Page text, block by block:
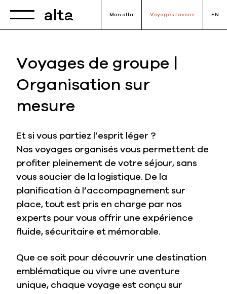
Toggle navigation Mon alta Voyages favoris EN
Voyages de groupe |
Organisation sur
mesure
Et si vous partiez l’esprit léger ?
Nos voyages organisés vous permettent de
profiter pleinement de votre séjour, sans
vous soucier de la logistique. De la
planification à l’accompagnement sur
place, tout est pris en charge par nos
experts pour vous offrir une expérience
fluide, sécuritaire et mémorable.
Que ce soit pour découvrir une destination
emblématique ou vivre une aventure
unique, chaque voyage est conçu sur